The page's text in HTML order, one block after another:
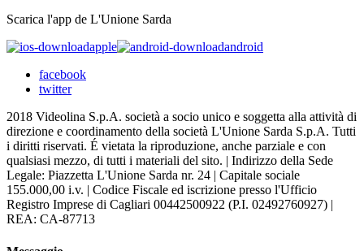
Scarica l'app de L'Unione Sarda
apple
android
facebook
twitter
2018 Videolina S.p.A. società a socio unico e soggetta alla attività di
direzione e coordinamento della società L'Unione Sarda S.p.A. Tutti
i diritti riservati. É vietata la riproduzione, anche parziale e con
qualsiasi mezzo, di tutti i materiali del sito. | Indirizzo della Sede
Legale: Piazzetta L'Unione Sarda nr. 24 | Capitale sociale
155.000,00 i.v. | Codice Fiscale ed iscrizione presso l'Ufficio
Registro Imprese di Cagliari 00442500922 (P.I. 02492760927) |
REA: CA-87713